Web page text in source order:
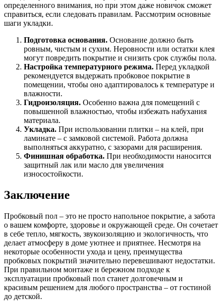
определенного внимания, но при этом даже новичок сможет
справиться, если следовать правилам. Рассмотрим основные
шаги укладки.
Подготовка основания. Основание должно быть
ровным, чистым и сухим. Неровности или остатки клея
могут повредить покрытие и снизить срок службы пола.
Настройка температурного режима. Перед укладкой
рекомендуется выдержать пробковое покрытие в
помещении, чтобы оно адаптировалось к температуре и
влажности.
Гидроизоляция. Особенно важна для помещений с
повышенной влажностью, чтобы избежать набухания
материала.
Укладка. При использовании плитки – на клей, при
ламинате – с замковой системой. Работа должна
выполняться аккуратно, с зазорами для расширения.
Финишная обработка. При необходимости наносится
защитный лак или масло для увеличения
износостойкости.
Заключение
Пробковый пол – это не просто напольное покрытие, а забота
о вашем комфорте, здоровье и окружающей среде. Он сочетает
в себе тепло, мягкость, звукоизоляцию и экологичность, что
делает атмосферу в доме уютнее и приятнее. Несмотря на
некоторые особенности ухода и цену, преимущества
пробковых покрытий значительно перевешивают недостатки.
При правильном монтаже и бережном подходе к
эксплуатации пробковый пол станет долговечным и
красивым решением для любого пространства – от гостиной
до детской.